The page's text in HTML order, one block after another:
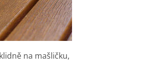
na mašličku,